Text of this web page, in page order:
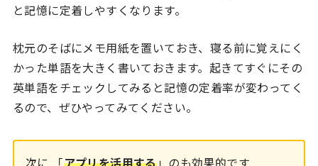
と記憶に定着しやすくなります。
枕元のそばにメモ用紙を置いておき、寝る前に覚えにく
かった単語を大きく書いておきます。起きてすぐにその
英単語をチェックしてみると記憶の定着率が変わってく
るので、ぜひやってみてください。